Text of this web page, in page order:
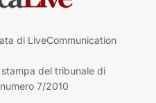
di LiveCommunication
del tribunale di
7/2010